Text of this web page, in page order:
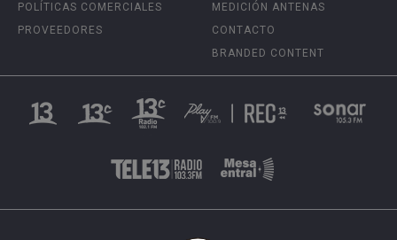
POLÍTICAS COMERCIALES
PROVEEDORES
MEDICIÓN ANTENAS
CONTACTO
BRANDED CONTENT